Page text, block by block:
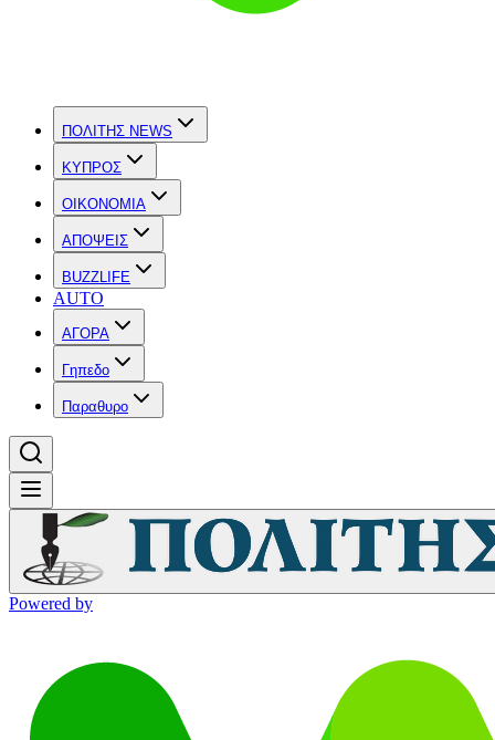
ΠΟΛΙΤΗΣ NEWS
ΚΥΠΡΟΣ
OIKONOMIA
ΑΠΟΨΕΙΣ
BUZZLIFE
AUTO
ΑΓΟΡΑ
Γηπεδο
Παραθυρο
Powered by